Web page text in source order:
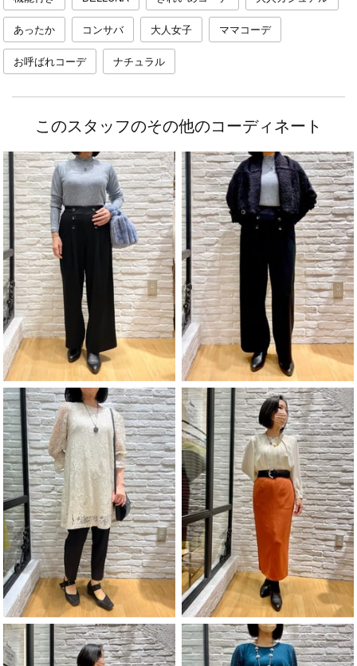
あったか コンサバ 大人女子 ママコーデ
お呼ばれコーデ ナチュラル
このスタッフのその他のコーディネート